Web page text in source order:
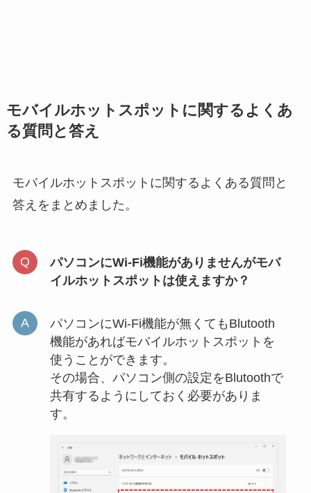
モバイルホットスポットに関するよくあ
る質問と答え
モバイルホットスポットに関するよくある質問と
答えをまとめました。
パソコンにWi-Fi機能がありませんがモバ
イルホットスポットは使えますか？
パソコンにWi-Fi機能が無くてもBlutooth
機能があればモバイルホットスポットを
使うことができます。
その場合、パソコン側の設定をBlutoothで
共有するようにしておく必要がありま
す。